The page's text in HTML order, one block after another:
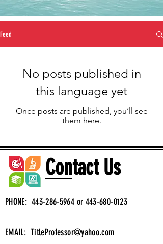
Feed
No posts published in
this language yet
Once posts are published, you’ll see
them here.
Contact Us
PHONE: 443-286-5964 or 443-680-0123
EMAIL: TitleProfessor@yahoo.com